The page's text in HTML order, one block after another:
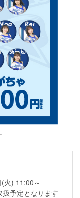
(火) 11:00～
予定となります